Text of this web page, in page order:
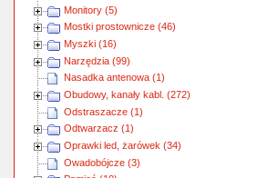
Monitory (5)
Mostki prostownicze (46)
Myszki (16)
Narzędzia (99)
Nasadka antenowa (1)
Obudowy, kanały kabl. (272)
Odstraszacze (1)
Odtwarzacz (1)
Oprawki led, żarówek (34)
Owadobójcze (3)